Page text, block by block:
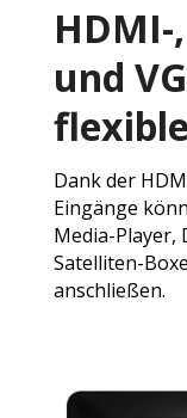
HDMI-
und
Dank der
Eingänge
Media-Player,
Satelliten-
anschließen.